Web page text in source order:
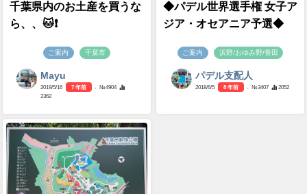
千葉県内のお土産を買うな
ら、、🐱❗️
ご案内 千葉市
Mayu
2019/5/16 7 年前
- №4904
2362
◆パデル世界選手権 女子ア
ジア・オセアニア予選◆
ご案内 浜野/おゆみ野/誉田
パデル支配人
2018/6/5 8 年前 - №3407 2052